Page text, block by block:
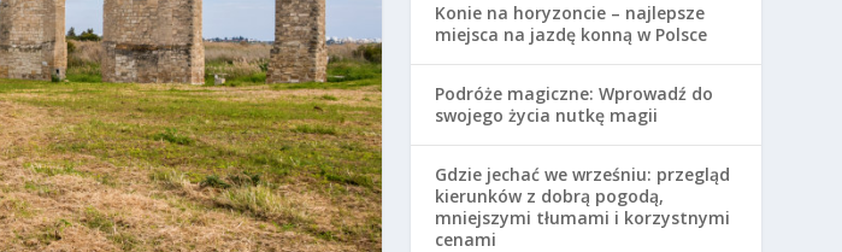
Konie na horyzoncie – najlepsze
miejsca na jazdę konną w Polsce
Podróże magiczne: Wprowadź do
swojego życia nutkę magii
Gdzie jechać we wrześniu: przegląd
kierunków z dobrą pogodą,
mniejszymi tłumami i korzystnymi
cenami